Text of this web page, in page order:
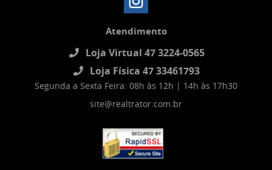
Atendimento
Loja Virtual 47 3224-0565
Loja Física 47 33461793
Segunda a Sexta Feira: 08h às 12h | 14h às 17h30
site@realtrator.com.br